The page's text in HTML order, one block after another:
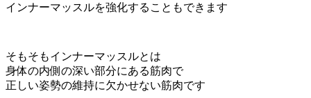
インナーマッスルを強化することもできます
そもそもインナーマッスルとは
身体の内側の深い部分にある筋肉で
正しい姿勢の維持に欠かせない筋肉です